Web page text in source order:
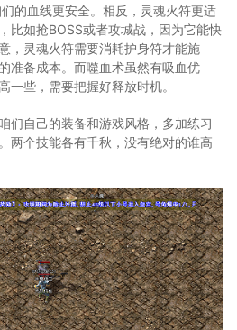
的血线更安全。相反，灵魂火符更适
比如抢BOSS或者攻城战，因为它能快
，灵魂火符需要消耗护身符才能施
准备成本。而噬血术虽然有吸血优
一些，需要把握好释放时机。
们自己的装备和游戏风格，多加练习
两个技能各有千秋，没有绝对的谁高